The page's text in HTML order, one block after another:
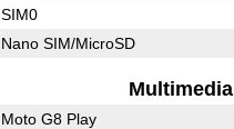
SIM0
Nano SIM/MicroSD
Multimedia
Moto G8 Play